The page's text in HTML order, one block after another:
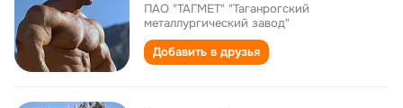
ПАО "ТАГМЕТ" "Таганрогский
металлургический завод"
Добавить в друзья